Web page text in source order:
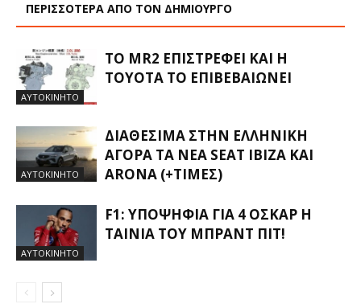
ΠΕΡΙΣΣΟΤΕΡΑ ΑΠΟ ΤΟΝ ΔΗΜΙΟΥΡΓΟ
ΑΥΤΟΚΙΝΗΤΟ
ΤΟ MR2 ΕΠΙΣΤΡΈΦΕΙ ΚΑΙ Η
TOYOTA ΤΟ ΕΠΙΒΕΒΑΙΏΝΕΙ
ΑΥΤΟΚΙΝΗΤΟ
ΔΙΑΘΈΣΙΜΑ ΣΤΗΝ ΕΛΛΗΝΙΚΉ
ΑΓΟΡΆ ΤΑ ΝΈΑ SEAT IBIZA ΚΑΙ
ARONA (+ΤΙΜΈΣ)
ΑΥΤΟΚΙΝΗΤΟ
F1: ΥΠΟΨΉΦΙΑ ΓΙΑ 4 ΌΣΚΑΡ Η
ΤΑΙΝΊΑ ΤΟΥ ΜΠΡΑΝΤ ΠΙΤ!